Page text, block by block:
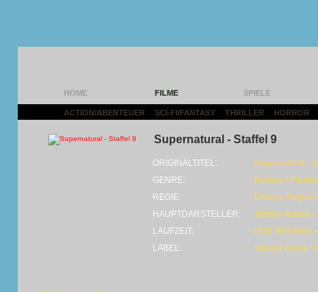
HOME FILME SPIELE
ACTION/ABENTEUER SCI-FI/FANTASY THRILLER HORROR
Supernatural - Staffel 9
ORIGINALTITEL:
Supernatural -
GENRE:
Mystery •
REGIE:
Diverse
HAUPTDARSTELLER:
Jensen Ackles
LAUFZEIT:
DVD (926 Min)
LABEL:
Warner Home